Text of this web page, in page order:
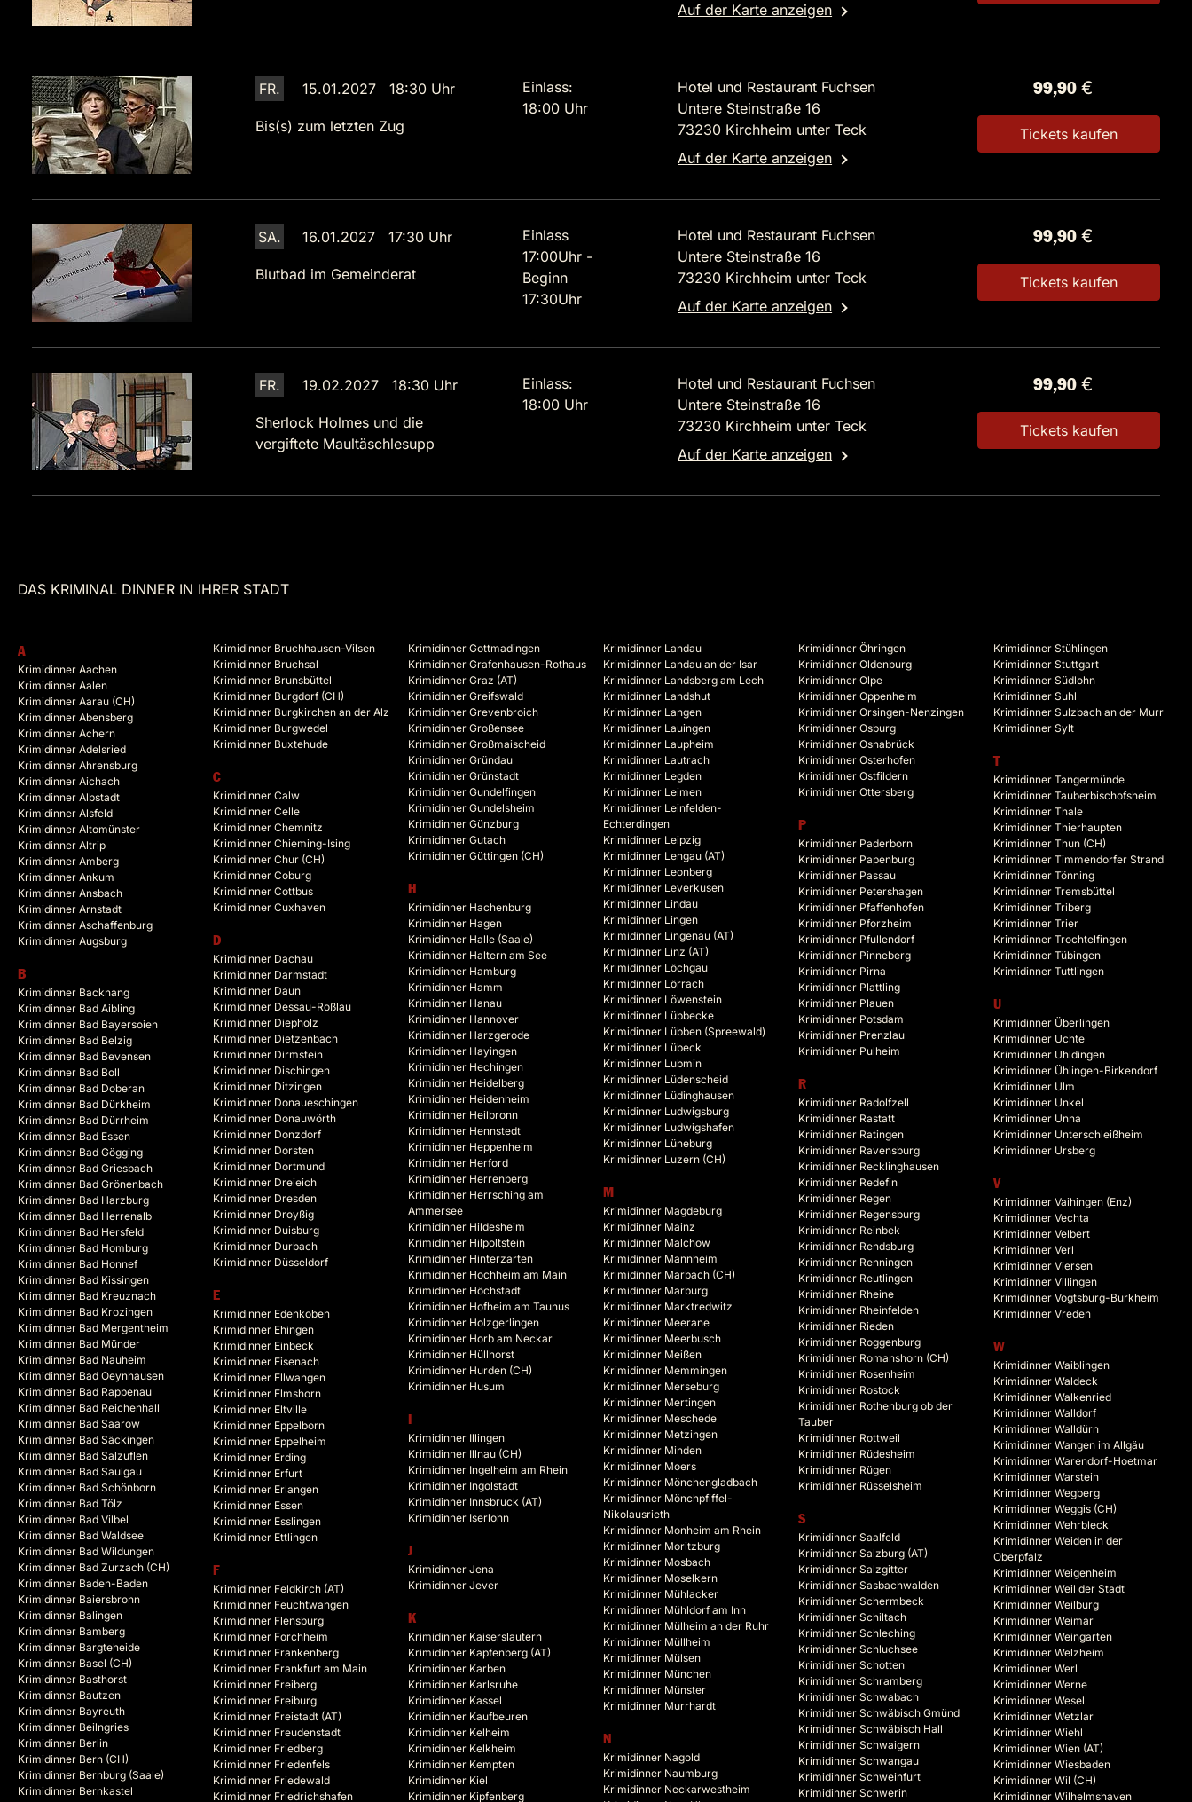
Auf der Karte anzeigen
FR. 15.01.2027 18:30 Uhr
Bis(s) zum letzten Zug
Einlass:
18:00 Uhr
Hotel und Restaurant Fuchsen
Untere Steinstraße 16
73230 Kirchheim unter Teck
Auf der Karte anzeigen
99,90 €
Tickets kaufen
SA. 16.01.2027 17:30 Uhr
Blutbad im Gemeinderat
Einlass
17:00Uhr -
Beginn
17:30Uhr
Hotel und Restaurant Fuchsen
Untere Steinstraße 16
73230 Kirchheim unter Teck
Auf der Karte anzeigen
99,90 €
Tickets kaufen
FR. 19.02.2027 18:30 Uhr
Sherlock Holmes und die
vergiftete Maultäschlesupp
Einlass:
18:00 Uhr
Hotel und Restaurant Fuchsen
Untere Steinstraße 16
73230 Kirchheim unter Teck
Auf der Karte anzeigen
99,90 €
Tickets kaufen
DAS KRIMINAL DINNER IN IHRER STADT
A
Krimidinner Aachen
Krimidinner Aalen
Krimidinner Aarau (CH)
Krimidinner Abensberg
Krimidinner Achern
Krimidinner Adelsried
Krimidinner Ahrensburg
Krimidinner Aichach
Krimidinner Albstadt
Krimidinner Alsfeld
Krimidinner Altomünster
Krimidinner Altrip
Krimidinner Amberg
Krimidinner Ankum
Krimidinner Ansbach
Krimidinner Arnstadt
Krimidinner Aschaffenburg
Krimidinner Augsburg
B
Krimidinner Backnang
Krimidinner Bad Aibling
Krimidinner Bad Bayersoien
Krimidinner Bad Belzig
Krimidinner Bad Bevensen
Krimidinner Bad Boll
Krimidinner Bad Doberan
Krimidinner Bad Dürkheim
Krimidinner Bad Dürrheim
Krimidinner Bad Essen
Krimidinner Bad Gögging
Krimidinner Bad Griesbach
Krimidinner Bad Grönenbach
Krimidinner Bad Harzburg
Krimidinner Bad Herrenalb
Krimidinner Bad Hersfeld
Krimidinner Bad Homburg
Krimidinner Bad Honnef
Krimidinner Bad Kissingen
Krimidinner Bad Kreuznach
Krimidinner Bad Krozingen
Krimidinner Bad Mergentheim
Krimidinner Bad Münder
Krimidinner Bad Nauheim
Krimidinner Bad Oeynhausen
Krimidinner Bad Rappenau
Krimidinner Bad Reichenhall
Krimidinner Bad Saarow
Krimidinner Bad Säckingen
Krimidinner Bad Salzuflen
Krimidinner Bad Saulgau
Krimidinner Bad Schönborn
Krimidinner Bad Tölz
Krimidinner Bad Vilbel
Krimidinner Bad Waldsee
Krimidinner Bad Wildungen
Krimidinner Bad Zurzach (CH)
Krimidinner Baden-Baden
Krimidinner Baiersbronn
Krimidinner Balingen
Krimidinner Bamberg
Krimidinner Bargteheide
Krimidinner Basel (CH)
Krimidinner Basthorst
Krimidinner Bautzen
Krimidinner Bayreuth
Krimidinner Beilngries
Krimidinner Berlin
Krimidinner Bern (CH)
Krimidinner Bernburg (Saale)
Krimidinner Bernkastel
Krimidinner Bruchhausen-Vilsen
Krimidinner Bruchsal
Krimidinner Brunsbüttel
Krimidinner Burgdorf (CH)
Krimidinner Burgkirchen an der Alz
Krimidinner Burgwedel
Krimidinner Buxtehude
C
Krimidinner Calw
Krimidinner Celle
Krimidinner Chemnitz
Krimidinner Chieming-Ising
Krimidinner Chur (CH)
Krimidinner Coburg
Krimidinner Cottbus
Krimidinner Cuxhaven
D
Krimidinner Dachau
Krimidinner Darmstadt
Krimidinner Daun
Krimidinner Dessau-Roßlau
Krimidinner Diepholz
Krimidinner Dietzenbach
Krimidinner Dirmstein
Krimidinner Dischingen
Krimidinner Ditzingen
Krimidinner Donaueschingen
Krimidinner Donauwörth
Krimidinner Donzdorf
Krimidinner Dorsten
Krimidinner Dortmund
Krimidinner Dreieich
Krimidinner Dresden
Krimidinner Droyßig
Krimidinner Duisburg
Krimidinner Durbach
Krimidinner Düsseldorf
E
Krimidinner Edenkoben
Krimidinner Ehingen
Krimidinner Einbeck
Krimidinner Eisenach
Krimidinner Ellwangen
Krimidinner Elmshorn
Krimidinner Eltville
Krimidinner Eppelborn
Krimidinner Eppelheim
Krimidinner Erding
Krimidinner Erfurt
Krimidinner Erlangen
Krimidinner Essen
Krimidinner Esslingen
Krimidinner Ettlingen
F
Krimidinner Feldkirch (AT)
Krimidinner Feuchtwangen
Krimidinner Flensburg
Krimidinner Forchheim
Krimidinner Frankenberg
Krimidinner Frankfurt am Main
Krimidinner Freiberg
Krimidinner Freiburg
Krimidinner Freistadt (AT)
Krimidinner Freudenstadt
Krimidinner Friedberg
Krimidinner Friedenfels
Krimidinner Friedewald
Krimidinner Friedrichshafen
Krimidinner Gottmadingen
Krimidinner Grafenhausen-Rothaus
Krimidinner Graz (AT)
Krimidinner Greifswald
Krimidinner Grevenbroich
Krimidinner Großensee
Krimidinner Großmaischeid
Krimidinner Gründau
Krimidinner Grünstadt
Krimidinner Gundelfingen
Krimidinner Gundelsheim
Krimidinner Günzburg
Krimidinner Gutach
Krimidinner Güttingen (CH)
H
Krimidinner Hachenburg
Krimidinner Hagen
Krimidinner Halle (Saale)
Krimidinner Haltern am See
Krimidinner Hamburg
Krimidinner Hamm
Krimidinner Hanau
Krimidinner Hannover
Krimidinner Harzgerode
Krimidinner Hayingen
Krimidinner Hechingen
Krimidinner Heidelberg
Krimidinner Heidenheim
Krimidinner Heilbronn
Krimidinner Hennstedt
Krimidinner Heppenheim
Krimidinner Herford
Krimidinner Herrenberg
Krimidinner Herrsching am
Ammersee
Krimidinner Hildesheim
Krimidinner Hilpoltstein
Krimidinner Hinterzarten
Krimidinner Hochheim am Main
Krimidinner Höchstadt
Krimidinner Hofheim am Taunus
Krimidinner Holzgerlingen
Krimidinner Horb am Neckar
Krimidinner Hüllhorst
Krimidinner Hurden (CH)
Krimidinner Husum
Krimidinner Illingen
Krimidinner Illnau (CH)
Krimidinner Ingelheim am Rhein
Krimidinner Ingolstadt
Krimidinner Innsbruck (AT)
Krimidinner Iserlohn
J
Krimidinner Jena
Krimidinner Jever
K
Krimidinner Kaiserslautern
Krimidinner Kapfenberg (AT)
Krimidinner Karben
Krimidinner Karlsruhe
Krimidinner Kassel
Krimidinner Kaufbeuren
Krimidinner Kelheim
Krimidinner Kelkheim
Krimidinner Kempten
Krimidinner Kiel
Krimidinner Kipfenberg
Krimidinner Landau
Krimidinner Landau an der Isar
Krimidinner Landsberg am Lech
Krimidinner Landshut
Krimidinner Langen
Krimidinner Lauingen
Krimidinner Laupheim
Krimidinner Lautrach
Krimidinner Legden
Krimidinner Leimen
Krimidinner Leinfelden-
Echterdingen
Krimidinner Leipzig
Krimidinner Lengau (AT)
Krimidinner Leonberg
Krimidinner Leverkusen
Krimidinner Lindau
Krimidinner Lingen
Krimidinner Lingenau (AT)
Krimidinner Linz (AT)
Krimidinner Löchgau
Krimidinner Lörrach
Krimidinner Löwenstein
Krimidinner Lübbecke
Krimidinner Lübben (Spreewald)
Krimidinner Lübeck
Krimidinner Lubmin
Krimidinner Lüdenscheid
Krimidinner Lüdinghausen
Krimidinner Ludwigsburg
Krimidinner Ludwigshafen
Krimidinner Lüneburg
Krimidinner Luzern (CH)
M
Krimidinner Magdeburg
Krimidinner Mainz
Krimidinner Malchow
Krimidinner Mannheim
Krimidinner Marbach (CH)
Krimidinner Marburg
Krimidinner Marktredwitz
Krimidinner Meerane
Krimidinner Meerbusch
Krimidinner Meißen
Krimidinner Memmingen
Krimidinner Merseburg
Krimidinner Mertingen
Krimidinner Meschede
Krimidinner Metzingen
Krimidinner Minden
Krimidinner Moers
Krimidinner Mönchengladbach
Krimidinner Mönchpfiffel-
Nikolausrieth
Krimidinner Monheim am Rhein
Krimidinner Moritzburg
Krimidinner Mosbach
Krimidinner Moselkern
Krimidinner Mühlacker
Krimidinner Mühldorf am Inn
Krimidinner Mülheim an der Ruhr
Krimidinner Müllheim
Krimidinner Mülsen
Krimidinner München
Krimidinner Münster
Krimidinner Murrhardt
N
Krimidinner Nagold
Krimidinner Naumburg
Krimidinner Neckarwestheim
Krimidinner Öhringen
Krimidinner Oldenburg
Krimidinner Olpe
Krimidinner Oppenheim
Krimidinner Orsingen-Nenzingen
Krimidinner Osburg
Krimidinner Osnabrück
Krimidinner Osterhofen
Krimidinner Ostfildern
Krimidinner Ottersberg
P
Krimidinner Paderborn
Krimidinner Papenburg
Krimidinner Passau
Krimidinner Petershagen
Krimidinner Pfaffenhofen
Krimidinner Pforzheim
Krimidinner Pfullendorf
Krimidinner Pinneberg
Krimidinner Pirna
Krimidinner Plattling
Krimidinner Plauen
Krimidinner Potsdam
Krimidinner Prenzlau
Krimidinner Pulheim
R
Krimidinner Radolfzell
Krimidinner Rastatt
Krimidinner Ratingen
Krimidinner Ravensburg
Krimidinner Recklinghausen
Krimidinner Redefin
Krimidinner Regen
Krimidinner Regensburg
Krimidinner Reinbek
Krimidinner Rendsburg
Krimidinner Renningen
Krimidinner Reutlingen
Krimidinner Rheine
Krimidinner Rheinfelden
Krimidinner Rieden
Krimidinner Roggenburg
Krimidinner Romanshorn (CH)
Krimidinner Rosenheim
Krimidinner Rostock
Krimidinner Rothenburg ob der
Tauber
Krimidinner Rottweil
Krimidinner Rüdesheim
Krimidinner Rügen
Krimidinner Rüsselsheim
S
Krimidinner Saalfeld
Krimidinner Salzburg (AT)
Krimidinner Salzgitter
Krimidinner Sasbachwalden
Krimidinner Schermbeck
Krimidinner Schiltach
Krimidinner Schleching
Krimidinner Schluchsee
Krimidinner Schotten
Krimidinner Schramberg
Krimidinner Schwabach
Krimidinner Schwäbisch Gmünd
Krimidinner Schwäbisch Hall
Krimidinner Schwaigern
Krimidinner Schwangau
Krimidinner Schweinfurt
Krimidinner Schwerin
Krimidinner Stühlingen
Krimidinner Stuttgart
Krimidinner Südlohn
Krimidinner Suhl
Krimidinner Sulzbach an der Murr
Krimidinner Sylt
T
Krimidinner Tangermünde
Krimidinner Tauberbischofsheim
Krimidinner Thale
Krimidinner Thierhaupten
Krimidinner Thun (CH)
Krimidinner Timmendorfer Strand
Krimidinner Tönning
Krimidinner Tremsbüttel
Krimidinner Triberg
Krimidinner Trier
Krimidinner Trochtelfingen
Krimidinner Tübingen
Krimidinner Tuttlingen
U
Krimidinner Überlingen
Krimidinner Uchte
Krimidinner Uhldingen
Krimidinner Ühlingen-Birkendorf
Krimidinner Ulm
Krimidinner Unkel
Krimidinner Unna
Krimidinner Unterschleißheim
Krimidinner Ursberg
V
Krimidinner Vaihingen (Enz)
Krimidinner Vechta
Krimidinner Velbert
Krimidinner Verl
Krimidinner Viersen
Krimidinner Villingen
Krimidinner Vogtsburg-Burkheim
Krimidinner Vreden
W
Krimidinner Waiblingen
Krimidinner Waldeck
Krimidinner Walkenried
Krimidinner Walldorf
Krimidinner Walldürn
Krimidinner Wangen im Allgäu
Krimidinner Warendorf-Hoetmar
Krimidinner Warstein
Krimidinner Wegberg
Krimidinner Weggis (CH)
Krimidinner Wehrbleck
Krimidinner Weiden in der
Oberpfalz
Krimidinner Weigenheim
Krimidinner Weil der Stadt
Krimidinner Weilburg
Krimidinner Weimar
Krimidinner Weingarten
Krimidinner Welzheim
Krimidinner Werl
Krimidinner Werne
Krimidinner Wesel
Krimidinner Wetzlar
Krimidinner Wiehl
Krimidinner Wien (AT)
Krimidinner Wiesbaden
Krimidinner Wil (CH)
Krimidinner Wilhelmshaven